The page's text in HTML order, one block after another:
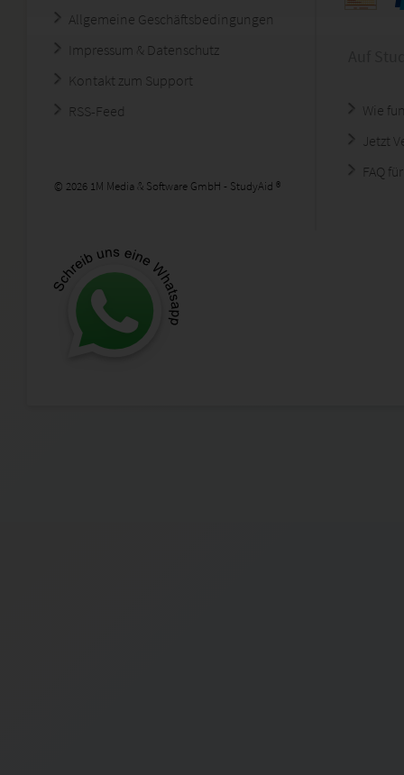
Allgemeine Geschäftsbedingungen
Impressum & Datenschutz
Kontakt zum Support
RSS-Feed
© 2026 1M Media & Software GmbH - StudyAid ®
Wie
Jetzt
FAQ